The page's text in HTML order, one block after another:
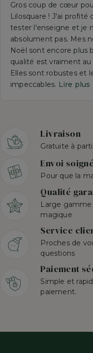
Gros coup de cœur
Lilosquare ! J'ai profité
tester l'enseigne et je
absolument pas. Mes
Noël sont encore plus
qualité est vraiment au
Elles sont robustes et
impeccables. Lire plus
Livraison
Gratuite à
Envoi soigné
Pour que la
Qualité
Large
magique
Service
Proches de
questions
Paiement
Simple et
paiement.